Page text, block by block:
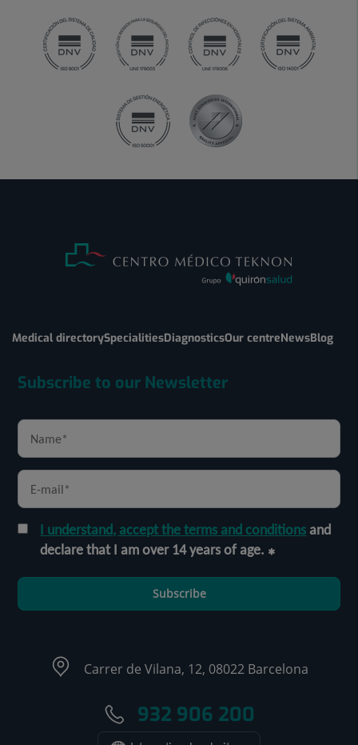
Medical directorySpecialitiesDiagnosticsOur centreNewsBlog
Subscribe to our Newsletter
I understand, accept the terms and conditionsand
declare that I am over 14 years of age.
Subscribe
Carrer de Vilana, 12, 08022 Barcelona
932 906 200